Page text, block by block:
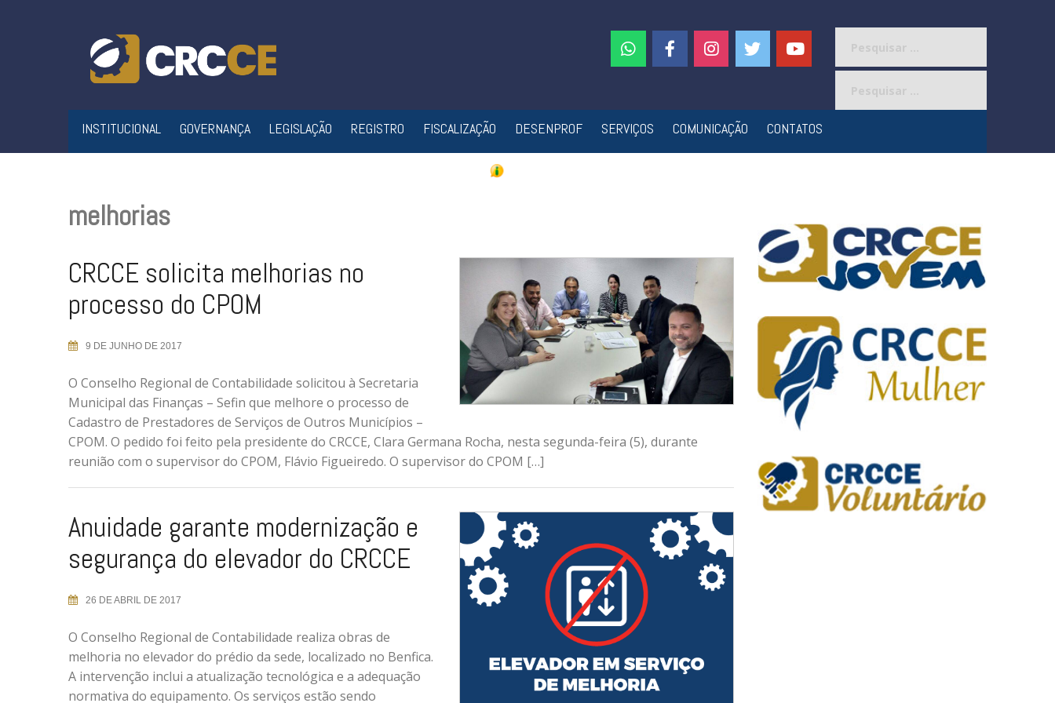
INSTITUCIONAL GOVERNANÇA LEGISLAÇÃO REGISTRO FISCALIZAÇÃO DESENPROF SERVIÇOS COMUNICAÇÃO CONTATOS
melhorias
CRCCE solicita melhorias no
processo do CPOM
9 DE JUNHO DE 2017
O Conselho Regional de Contabilidade solicitou à Secretaria
Municipal das Finanças – Sefin que melhore o processo de
Cadastro de Prestadores de Serviços de Outros Municípios –
CPOM. O pedido foi feito pela presidente do CRCCE, Clara Germana Rocha, nesta segunda-feira (5), durante
reunião com o supervisor do CPOM, Flávio Figueiredo. O supervisor do CPOM […]
Anuidade garante modernização e
segurança do elevador do CRCCE
26 DE ABRIL DE 2017
O Conselho Regional de Contabilidade realiza obras de
melhoria no elevador do prédio da sede, localizado no Benfica.
A intervenção inclui a atualização tecnológica e a adequação
normativa do equipamento. Os serviços estão sendo